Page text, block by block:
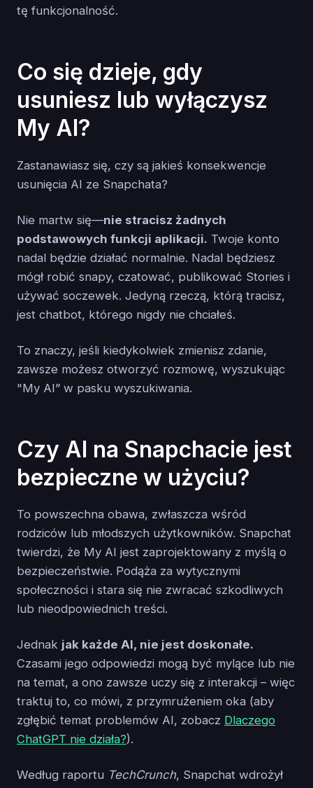
tę funkcjonalność.
Co się dzieje, gdy
usuniesz lub wyłączysz
My AI?
Zastanawiasz się, czy są jakieś konsekwencje
usunięcia AI ze Snapchata?
Nie martw się—nie stracisz żadnych
podstawowych funkcji aplikacji. Twoje konto
nadal będzie działać normalnie. Nadal będziesz
mógł robić snapy, czatować, publikować Stories i
używać soczewek. Jedyną rzeczą, którą tracisz,
jest chatbot, którego nigdy nie chciałeś.
To znaczy, jeśli kiedykolwiek zmienisz zdanie,
zawsze możesz otworzyć rozmowę, wyszukując
"My AI” w pasku wyszukiwania.
Czy AI na Snapchacie jest
bezpieczne w użyciu?
To powszechna obawa, zwłaszcza wśród
rodziców lub młodszych użytkowników. Snapchat
twierdzi, że My AI jest zaprojektowany z myślą o
bezpieczeństwie. Podąża za wytycznymi
społeczności i stara się nie zwracać szkodliwych
lub nieodpowiednich treści.
Jednak jak każde AI, nie jest doskonałe.
Czasami jego odpowiedzi mogą być mylące lub nie
na temat, a ono zawsze uczy się z interakcji – więc
traktuj to, co mówi, z przymrużeniem oka (aby
zgłębić temat problemów AI, zobacz Dlaczego
ChatGPT nie działa?).
Według raportu TechCrunch, Snapchat wdrożył